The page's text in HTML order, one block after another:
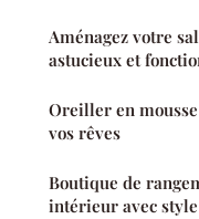
Aménagez votre
astucieux et
Oreiller en
vos rêves
Boutique de
intérieur avec style